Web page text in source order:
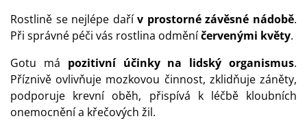
Rostlině se nejlépe dařív prostorné závěsné nádobě.
Při správné péči vás rostlina odměníčervenými květy.
Gotu má pozitivní účinky na lidský organismus.
Příznivě ovlivňuje mozkovou činnost, zklidňuje záněty,
podporuje krevní oběh, přispívá k léčbě kloubních
onemocnění a křečových žil.